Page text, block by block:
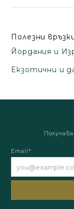
Полезни
Йордания и
Екзотични и
Email*